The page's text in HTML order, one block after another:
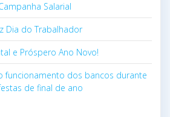
Salarial
Dia do Trabalhador
e Próspero Ano Novo!
funcionamento dos bancos durante
de final de ano